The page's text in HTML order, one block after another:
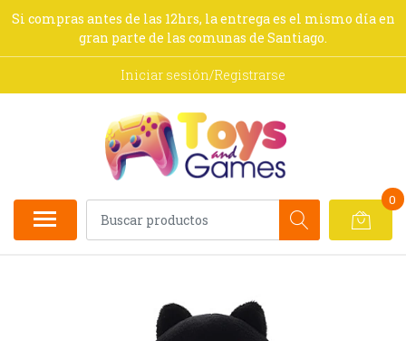
Si compras antes de las 12hrs, la entrega es el mismo día en
gran parte de las comunas de Santiago.
Iniciar sesión/Registrarse
0